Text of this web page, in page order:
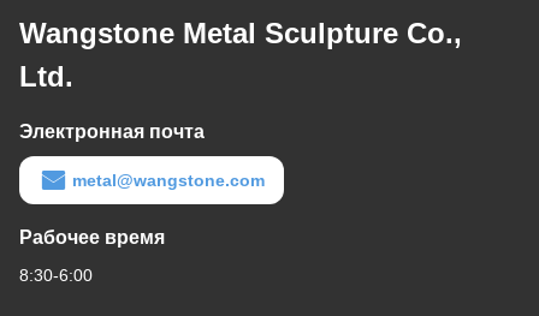
Wangstone Metal Sculpture Co.,
Ltd.
Электронная почта
metal@wangstone.com
Рабочее время
8:30-6:00